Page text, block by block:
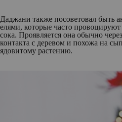
Даджани также посоветовал быть
елями, которые часто
сока. Проявляется она обычно
контакта с деревом и похожа на
ядовитому растению.